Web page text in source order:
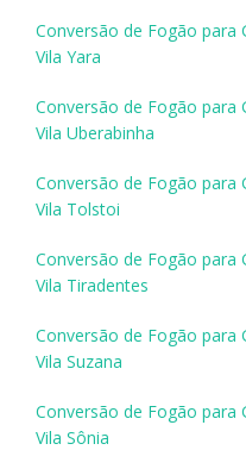
Conversão de Fogão para
Vila Yara
Conversão de Fogão para
Vila Uberabinha
Conversão de Fogão para
Vila Tolstoi
Conversão de Fogão para
Vila Tiradentes
Conversão de Fogão para
Vila Suzana
Conversão de Fogão para
Vila Sônia